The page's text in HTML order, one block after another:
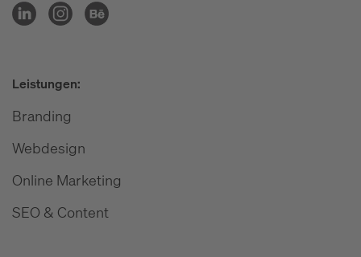
Leistungen:
Branding
Webdesign
Online Marketing
SEO & Content